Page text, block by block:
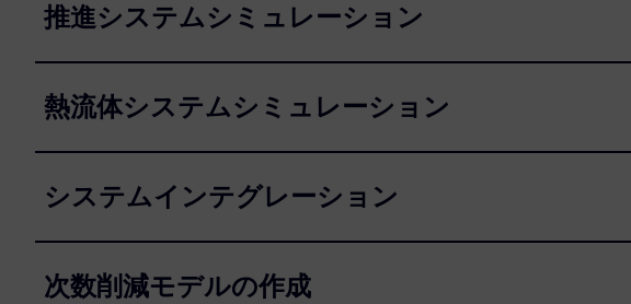
推進システムシミュレーション
熱流体システムシミュレーション
システムインテグレーション
次数削減モデルの作成